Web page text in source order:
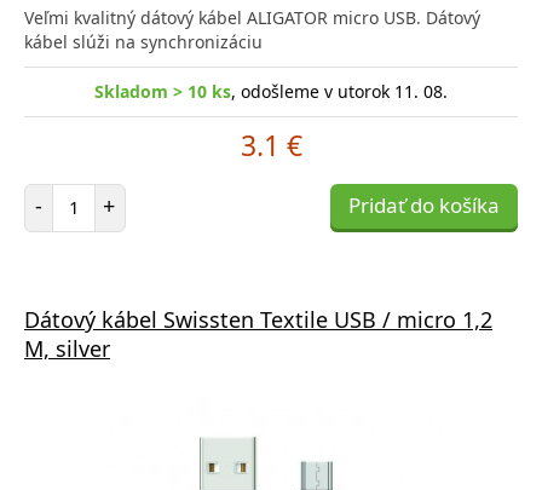
Veľmi kvalitný dátový kábel ALIGATOR micro USB. Dátový
kábel slúži na synchronizáciu
Skladom > 10 ks, odošleme v utorok 11. 08.
3.1 €
- Počet položiek
+ Pridať do košíka
Dátový kábel Swissten Textile USB / micro 1,2
M, silver